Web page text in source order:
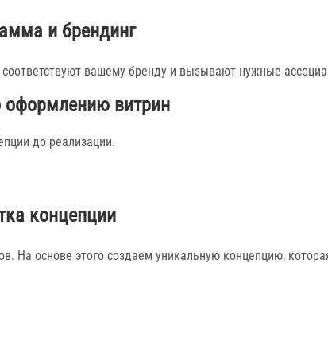
и брендинг
вашему бренду и вызывают нужные
оформлению витрин
до реализации.
концепции
На основе этого создаем уникальную концепцию,